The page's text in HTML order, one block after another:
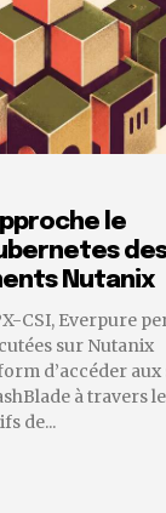
le
des
Nutanix
CSI, Everpure
sur Nutanix
d’accéder aux
à travers
de...